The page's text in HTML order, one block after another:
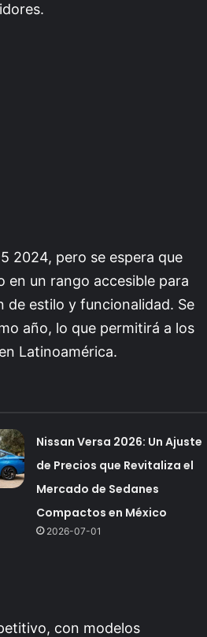
2024, pero se espera que
en un rango accesible para
de estilo y funcionalidad. Se
año, lo que permitirá a los
Latinoamérica.
Nissan Versa 2026: Un Ajuste
de Precios que Revitaliza el
Mercado de Sedanes
Compactos en México
2026-07-01
con modelos